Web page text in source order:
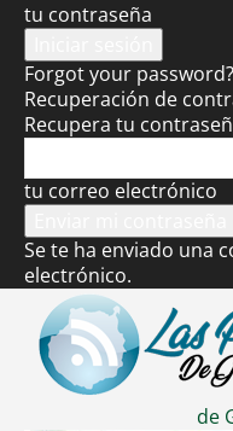
tu contraseña
Forgot your
Recuperación de
Recupera tu
tu correo electrónico
Se te ha enviado una
electrónico.
de